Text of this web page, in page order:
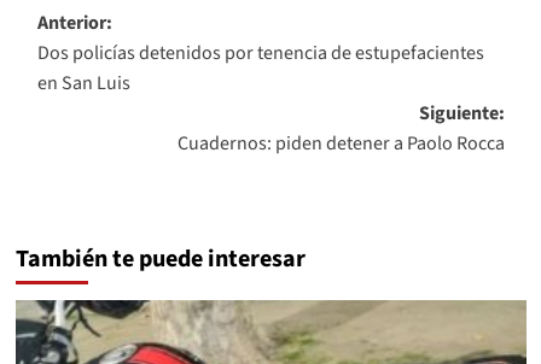
Navegación
de
entradas
Anterior:
Dos policías detenidos por tenencia de estupefacientes
en San Luis
Siguiente:
Cuadernos: piden detener a Paolo Rocca
También te puede interesar